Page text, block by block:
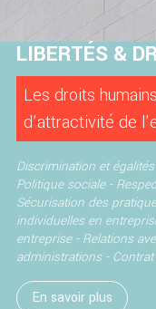
LIBERTÉS &
Les droits
d’attractivité de
Discrimination et
Politique sociale -
Sécurisation des
individuelles en
entreprise - Relations
administrations -
En savoir plus